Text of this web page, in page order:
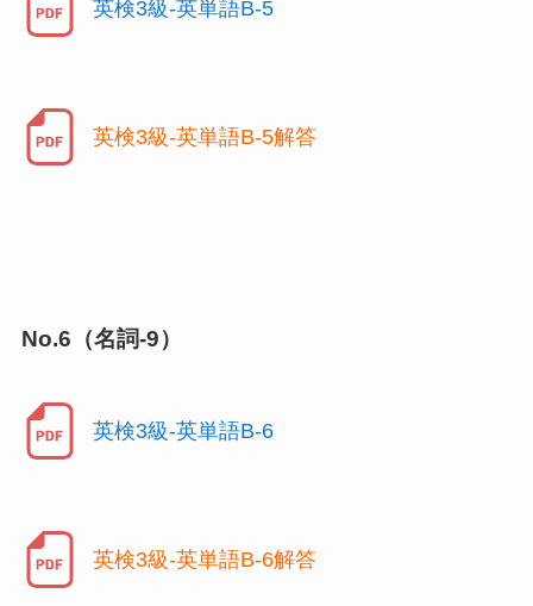
英検3級-英単語B-5
英検3級-英単語B-5解答
No.6（名詞-9）
英検3級-英単語B-6
英検3級-英単語B-6解答